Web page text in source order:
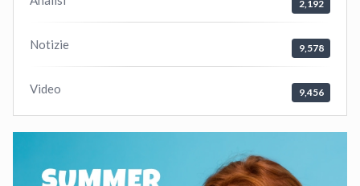
2,192
Notizie 9,578
Video 9,456